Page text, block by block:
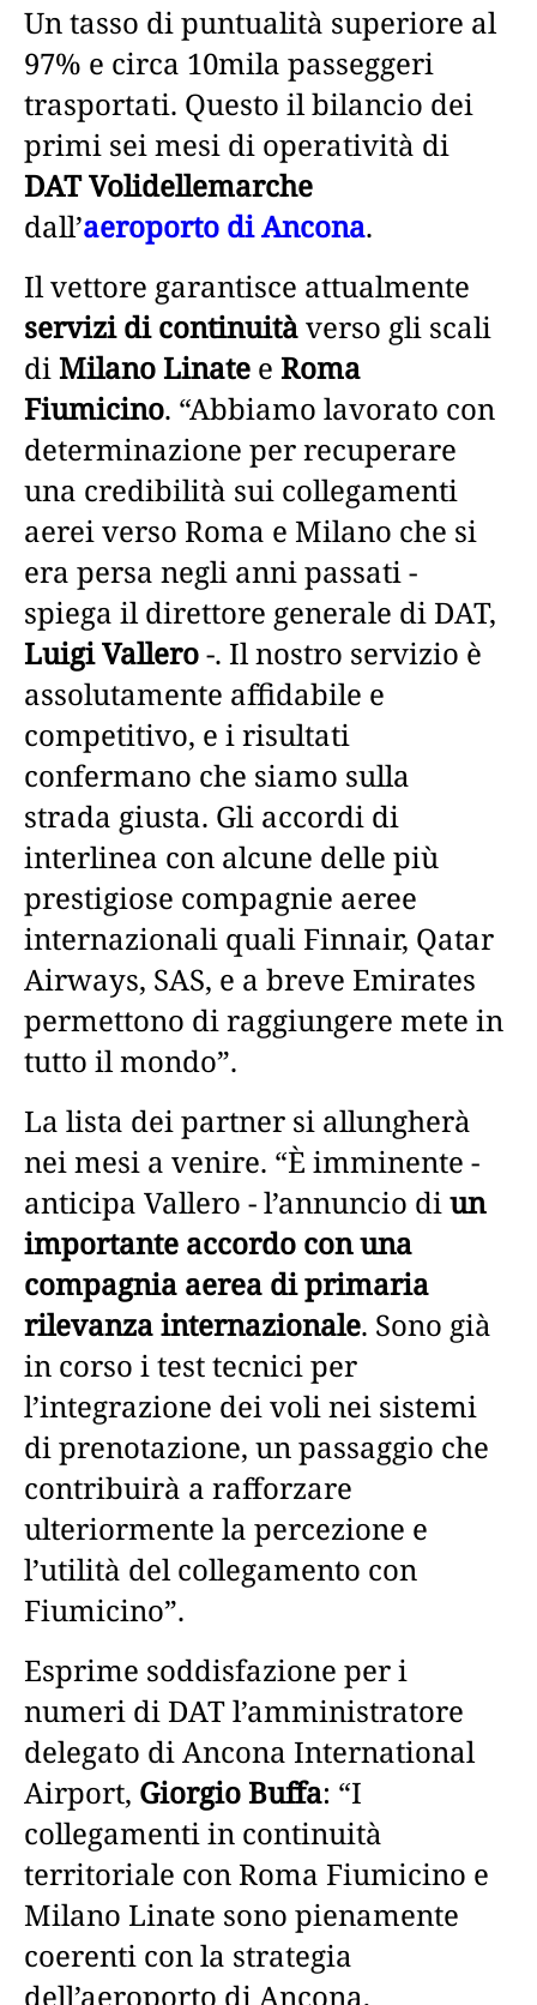
Un tasso di puntualità superiore al
97% e circa 10mila passeggeri
trasportati. Questo il bilancio dei
primi sei mesi di operatività di
DAT Volidellemarche
dall’aeroporto di Ancona.
Il vettore garantisce attualmente
servizi di continuitàverso gli scali
diMilano Linate e Roma
Fiumicino. “Abbiamo lavorato con
determinazione per recuperare
una credibilità sui collegamenti
aerei verso Roma e Milano che si
era persa negli anni passati -
spiega il direttore generale di DAT,
Luigi Vallero-. Il nostro servizio è
assolutamente affidabile e
competitivo, e i risultati
confermano che siamo sulla
strada giusta. Gli accordi di
interlinea con alcune delle più
prestigiose compagnie aeree
internazionali quali Finnair, Qatar
Airways, SAS, e a breve Emirates
permettono di raggiungere mete in
tutto il mondo”.
La lista dei partner si allungherà
nei mesi a venire. “È imminente -
anticipa Vallero - l’annuncio diun
importante accordo con una
compagnia aerea di primaria
rilevanza internazionale. Sono già
in corso i test tecnici per
l’integrazione dei voli nei sistemi
di prenotazione, un passaggio che
contribuirà a rafforzare
ulteriormente la percezione e
l’utilità del collegamento con
Fiumicino”.
Esprime soddisfazione per i
numeri di DAT l’amministratore
delegato di Ancona International
Airport, Giorgio Buffa: “I
collegamenti in continuità
territoriale con Roma Fiumicino e
Milano Linate sono pienamente
coerenti con la strategia
dell’aeroporto di Ancona,